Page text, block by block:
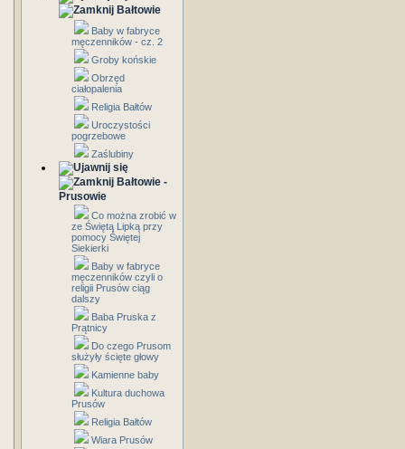
Bałtowie
Baby w fabryce
męczenników - cz. 2
Groby końskie
Obrzęd
ciałopalenia
Religia Bałtów
Uroczystości
pogrzebowe
Zaślubiny
Bałtowie -
Prusowie
Co można zrobić w
ze Świętą Lipką przy
pomocy Świętej
Siekierki
Baby w fabryce
męczenników czyli o
religii Prusów ciąg
dalszy
Baba Pruska z
Prątnicy
Do czego Prusom
służyły ścięte głowy
Kamienne baby
Kultura duchowa
Prusów
Religia Bałtów
Wiara Prusów